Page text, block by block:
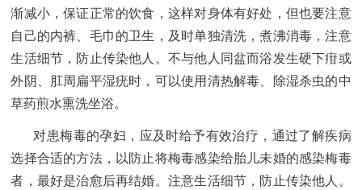
渐减小，保证正常的饮食，这样对身体有好处，但也要注意
自己的内裤、毛巾的卫生，及时单独清洗，煮沸消毒，注意
生活细节，防止传染他人。不与他人同盆而浴发生硬下疳或
外阴、肛周扁平湿疣时，可以使用清热解毒、除湿杀虫的中
草药煎水熏洗坐浴。
对患梅毒的孕妇，应及时给予有效治疗，通过了解疾病
选择合适的方法，以防止将梅毒感染给胎儿未婚的感染梅毒
者，最好是治愈后再结婚。注意生活细节，防止传染他人。